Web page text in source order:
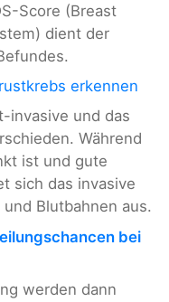
Score (Breast
dient der
erkennen
invasive und das
Während
ist und gute
sich das invasive
Blutbahnen aus.
bei
werden dann